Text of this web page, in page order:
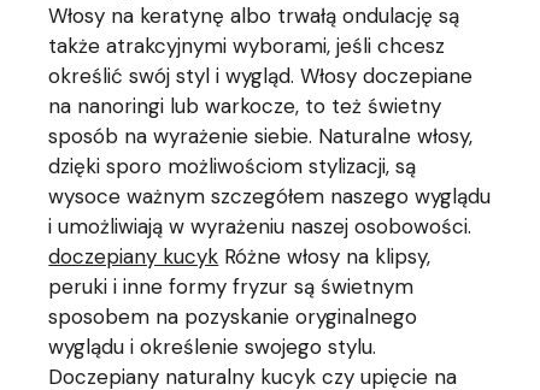
Włosy na keratynę albo trwałą ondulację są
także atrakcyjnymi wyborami, jeśli chcesz
określić swój styl i wygląd. Włosy doczepiane
na nanoringi lub warkocze, to też świetny
sposób na wyrażenie siebie. Naturalne włosy,
dzięki sporo możliwościom stylizacji, są
wysoce ważnym szczegółem naszego wyglądu
i umożliwiają w wyrażeniu naszej osobowości.
doczepiany kucyk Różne włosy na klipsy,
peruki i inne formy fryzur są świetnym
sposobem na pozyskanie oryginalnego
wyglądu i określenie swojego stylu.
Doczepiany naturalny kucyk czy upięcie na